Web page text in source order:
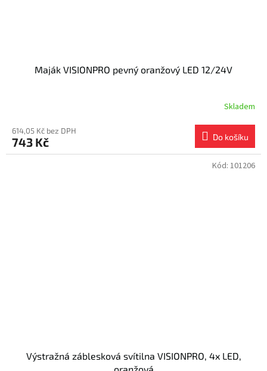
Maják VISIONPRO pevný oranžový LED 12/24V
Skladem
614,05 Kč bez DPH
743 Kč Do košíku
Výstražná záblesková svítilna VISIONPRO, 4x LED,
Kód: 101206